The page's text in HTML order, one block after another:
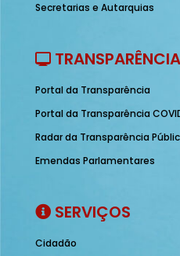
Secretarias e Autarquias
TRANSPARÊNCIA
Portal da Transparência
Portal da Transparência
Radar da Transparência
Emendas Parlamentares
SERVIÇOS
Cidadão